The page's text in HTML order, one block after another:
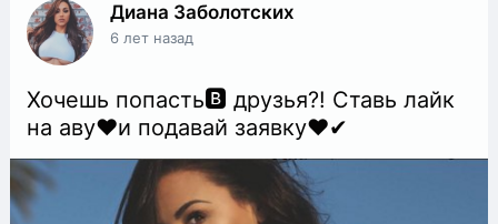
Диана Заболотских
6 лет назад
Хочешь попасть🅱 друзья?! Ставь лайк
на аву♥и подавай заявку♥✔